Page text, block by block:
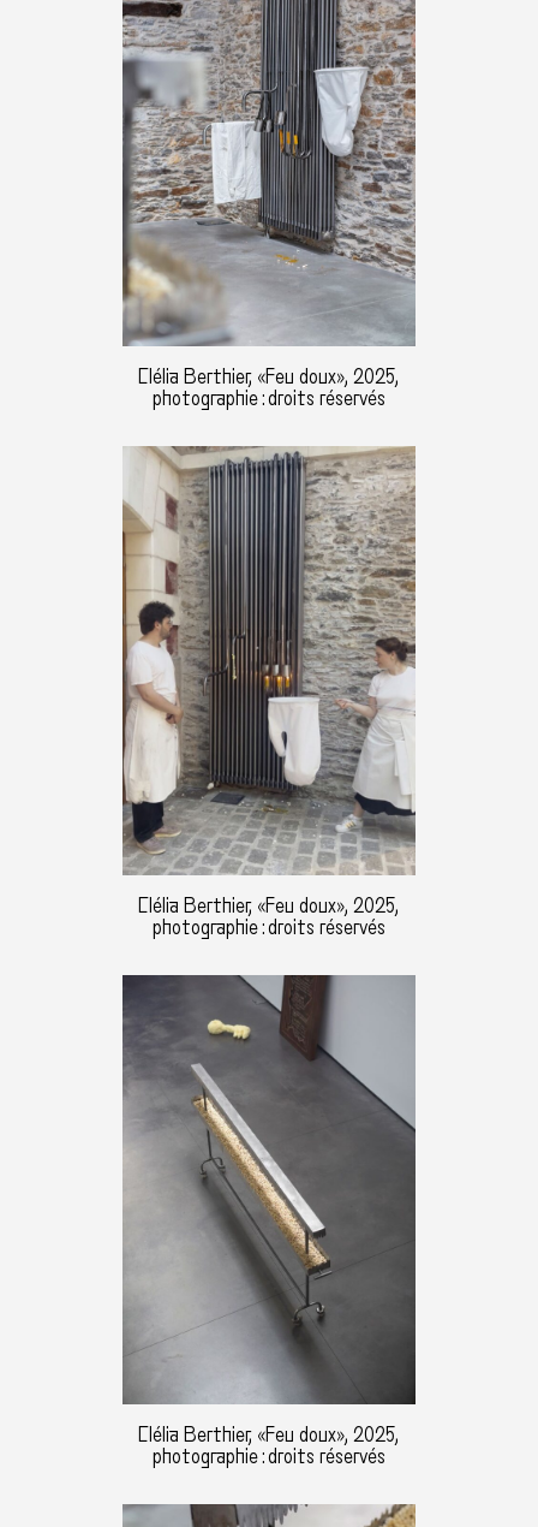
Clélia Berthier, «Feu doux», 2025,
photographie : droits réservés
Clélia Berthier, «Feu doux», 2025,
photographie : droits réservés
Clélia Berthier, «Feu doux», 2025,
photographie : droits réservés